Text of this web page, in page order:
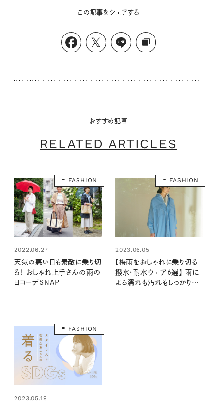
この記事をシェアする
おすすめ記事
RELATED ARTICLES
FASHION
2022.06.27
天気の悪い日も素敵に乗り切
る！ おしゃれ上手さんの雨の
日コーデSNAP
FASHION
2023.06.05
【梅雨をおしゃれに乗り切る
撥水・耐水ウェア6選】 雨に
よる濡れも汚れもしっかりガ
FASHION
2023.05.19